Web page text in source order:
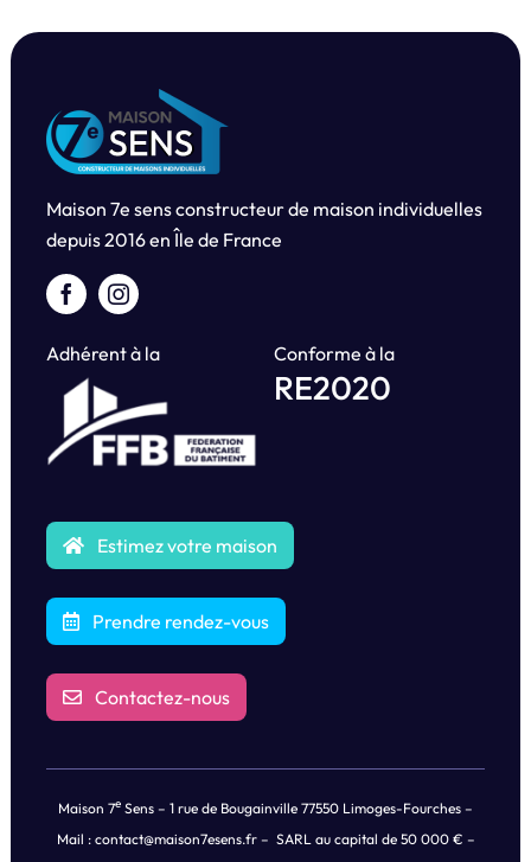
Maison 7e sens constructeur de maison individuelles
depuis2016 en Île de France
Adhérent à la Conforme à la
RE2020
Estimez votre maison
Prendre rendez-vous
Contactez-nous
Maison 7e Sens – 1 rue de Bougainville 77550 Limoges-Fourches –
Mail : contact@maison7esens.fr– SARL au capital de 50 000 € –